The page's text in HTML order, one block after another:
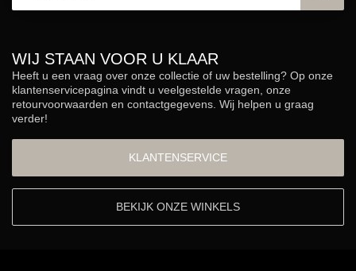
WIJ STAAN VOOR U KLAAR
Heeft u een vraag over onze collectie of uw bestelling? Op onze
klantenservicepagina vindt u veelgestelde vragen, onze
retourvoorwaarden en contactgegevens. Wij helpen u graag
verder!
KLANTENSERVICE
BEKIJK ONZE WINKELS